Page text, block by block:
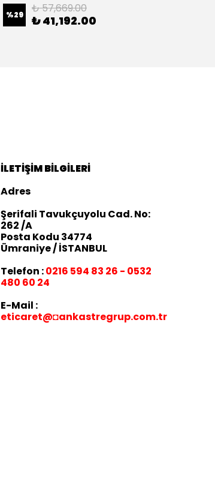
%29 ₺ 57,669.00
₺ 41,192.00
İLETİŞİM BİLGİLERİ
Adres
Şerifali Tavukçuyolu Cad. No:
262 /A
Posta Kodu 34774
Ümraniye / İSTANBUL
Telefon :0216 594 83 26 - 0532
480 60 24
E-Mail :
eticaret@◘ankastregrup.com.tr